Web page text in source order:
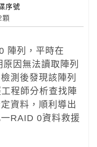
序號
顆
陣列，平時在
因無法讀取陣列
測後發現該陣列
程師分析查找陣
資料，順利導出
RAID 0資料救援